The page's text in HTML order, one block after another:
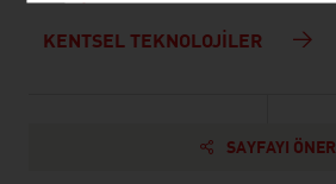
KENTSEL TEKNOLOJILER
SAYFAYI ÖNER